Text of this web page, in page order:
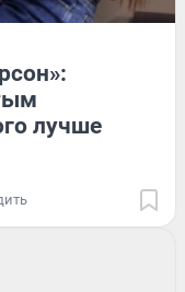
лучше